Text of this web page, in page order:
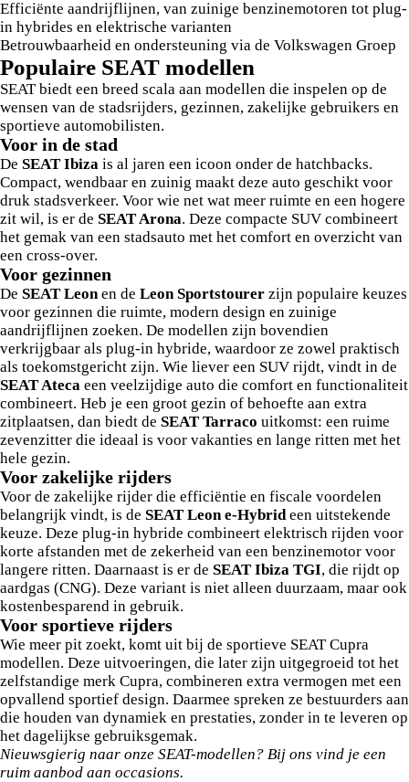
Efficiënte aandrijflijnen, van zuinige benzinemotoren tot plug-
in hybrides en elektrische varianten
Betrouwbaarheid en ondersteuning via de Volkswagen Groep
Populaire SEAT modellen
SEAT biedt een breed scala aan modellen die inspelen op de
wensen van de stadsrijders, gezinnen, zakelijke gebruikers en
sportieve automobilisten.
Voor in de stad
De SEAT Ibiza is al jaren een icoon onder de hatchbacks.
Compact, wendbaar en zuinig maakt deze auto geschikt voor
druk stadsverkeer. Voor wie net wat meer ruimte en een hogere
zit wil, is er de SEAT Arona. Deze compacte SUV combineert
het gemak van een stadsauto met het comfort en overzicht van
een cross-over.
Voor gezinnen
De SEAT Leonen de Leon Sportstourer zijn populaire keuzes
voor gezinnen die ruimte, modern design en zuinige
aandrijflijnen zoeken. De modellen zijn bovendien
verkrijgbaar als plug-in hybride, waardoor ze zowel praktisch
als toekomstgericht zijn. Wie liever een SUV rijdt, vindt in de
SEAT Ateca een veelzijdige auto die comfort en functionaliteit
combineert. Heb je een groot gezin of behoefte aan extra
zitplaatsen, dan biedt de SEAT Tarraco uitkomst: een ruime
zevenzitter die ideaal is voor vakanties en lange ritten met het
hele gezin.
Voor zakelijke rijders
Voor de zakelijke rijder die efficiëntie en fiscale voordelen
belangrijk vindt, is de SEAT Leon e-Hybrideen uitstekende
keuze. Deze plug-in hybride combineert elektrisch rijden voor
korte afstanden met de zekerheid van een benzinemotor voor
langere ritten. Daarnaast is er de SEAT Ibiza TGI, die rijdt op
aardgas (CNG). Deze variant is niet alleen duurzaam, maar ook
kostenbesparend in gebruik.
Voor sportieve rijders
Wie meer pit zoekt, komt uit bij de sportieve SEAT Cupra
modellen. Deze uitvoeringen, die later zijn uitgegroeid tot het
zelfstandige merk Cupra, combineren extra vermogen met een
opvallend sportief design. Daarmee spreken ze bestuurders aan
die houden van dynamiek en prestaties, zonder in te leveren op
het dagelijkse gebruiksgemak.
Nieuwsgierig naar onze SEAT-modellen? Bij ons vind je een
ruim aanbod aan occasions.